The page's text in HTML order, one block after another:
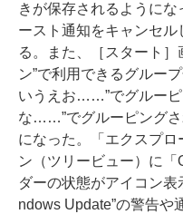
きが保存されるように
ースト通知をキャンセ
る。また、［スタート］
ン”で利用できるグルー
いうえお……”でグルーピ
な……”でグルーピング
になった。「エクスプロ
ン（ツリービュー）に
ダーの状態がアイコン表
ndows Update”の警告や